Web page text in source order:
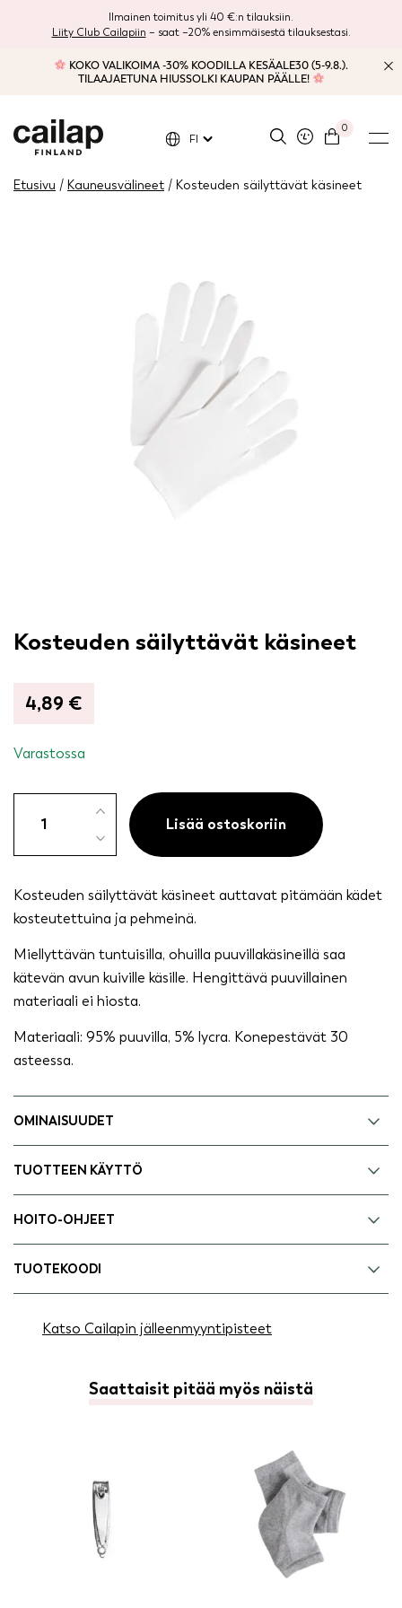
Ilmainen toimitus yli 40 €:n tilauksiin.
Liity Club Cailapiin – saat –20% ensimmäisestä tilauksestasi.
KOKO VALIKOIMA -30% KOODILLA KESÄALE30 (5-9.8.).
TILAAJAETUNA HIUSSOLKI KAUPAN PÄÄLLE!
0
FI
Etusivu / Kauneusvälineet / Kosteuden säilyttävät käsineet
Kosteuden säilyttävät käsineet
4,89 €
Varastossa
säilyttävät
Lisää ostoskoriin
Kosteuden säilyttävät käsineet auttavat pitämään kädet
kosteutettuina ja pehmeinä.
Miellyttävän tuntuisilla, ohuilla puuvillakäsineillä saa
kätevän avun kuiville käsille. Hengittävä puuvillainen
materiaali ei hiosta.
Materiaali: 95% puuvilla, 5% lycra. Konepestävät 30
asteessa.
OMINAISUUDET
TUOTTEEN KÄYTTÖ
HOITO-OHJEET
TUOTEKOODI
Katso Cailapin jälleenmyyntipisteet
Saattaisit pitää myös näistä